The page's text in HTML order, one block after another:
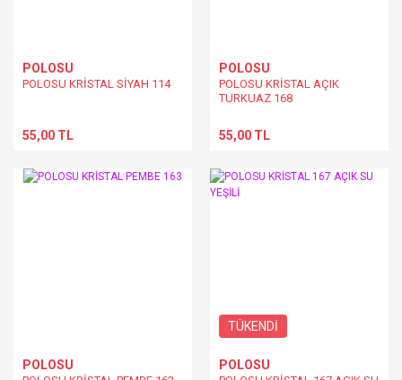
POLOSU
POLOSU KRİSTAL SİYAH 114
55,00 TL
POLOSU
POLOSU KRİSTAL AÇIK
TURKUAZ 168
55,00 TL
POLOSU
TÜKENDİ
POLOSU